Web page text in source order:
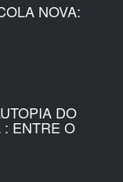
NOVA:
DO
: ENTRE O